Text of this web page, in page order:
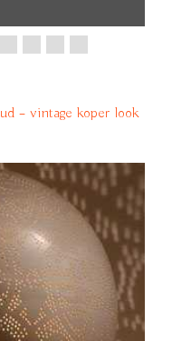
– vintage koper look